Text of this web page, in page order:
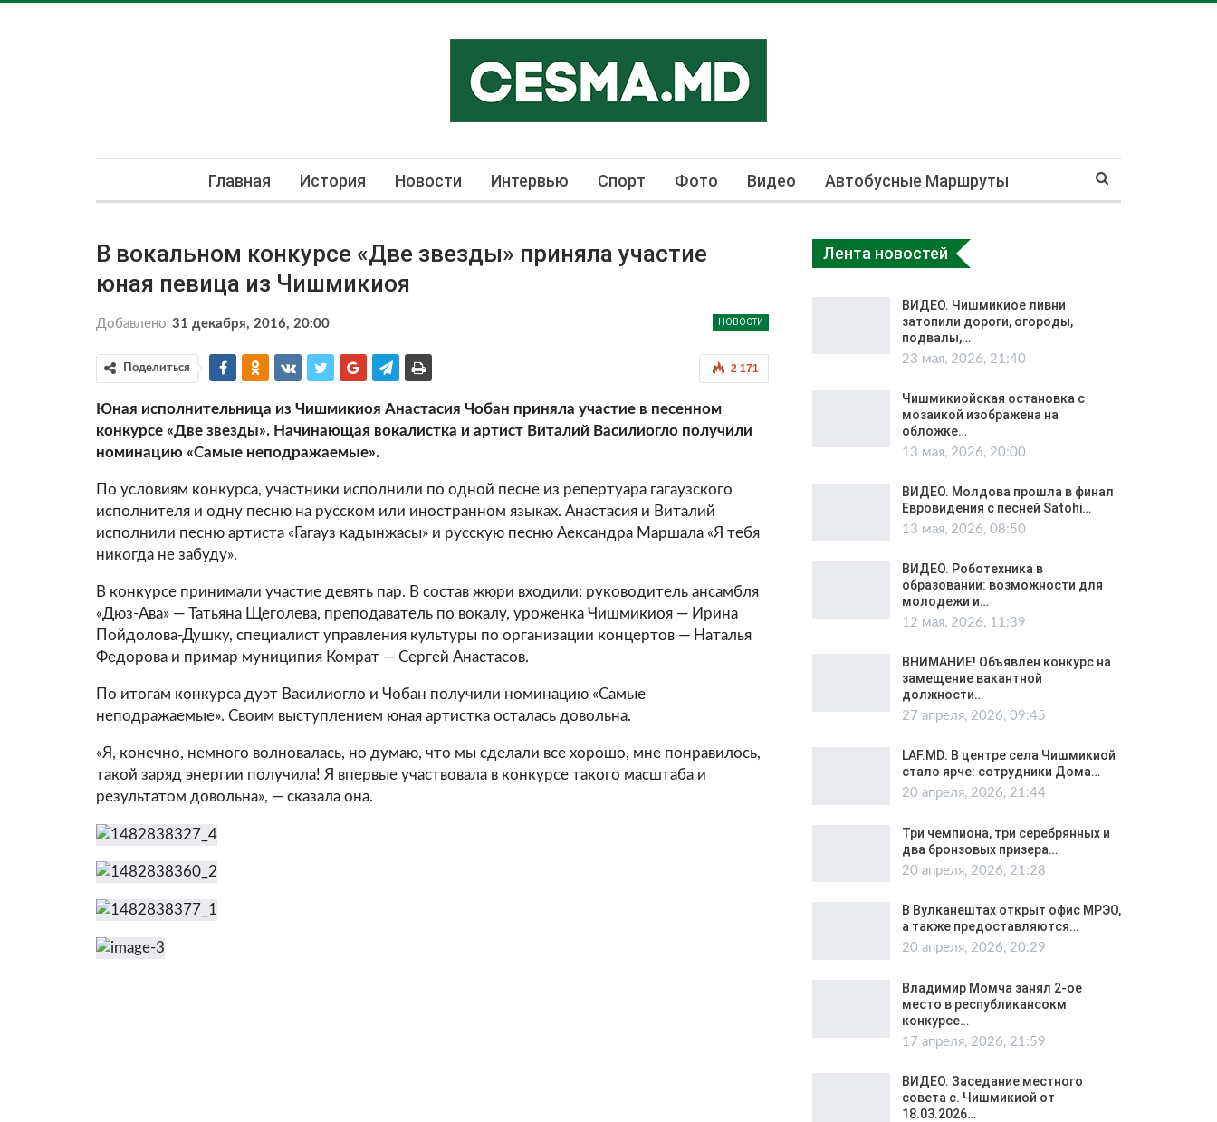
Главная История Новости Интервью Спорт Фото Видео Автобусные Маршруты
В вокальном конкурсе «Две звезды» приняла участие
юная певица из Чишмикиоя
НОВОСТИ
Добавлено 31 декабря, 2016, 20:00
2 171
Поделиться
Юная исполнительница из Чишмикиоя Анастасия Чобан приняла участие в песенном
конкурсе «Две звезды». Начинающая вокалистка и артист Виталий Василиогло получили
номинацию «Самые неподражаемые».
По условиям конкурса, участники исполнили по одной песне из репертуара гагаузского
исполнителя и одну песню на русском или иностранном языках. Анастасия и Виталий
исполнили песню артиста «Гагауз кадынжасы» и русскую песню Аександра Маршала «Я тебя
никогда не забуду».
В конкурсе принимали участие девять пар. В состав жюри входили: руководитель ансамбля
«Дюз-Ава» — Татьяна Щеголева, преподаватель по вокалу, уроженка Чишмикиоя — Ирина
Пойдолова-Душку, специалист управления культуры по организации концертов — Наталья
Федорова и примар муниципия Комрат — Сергей Анастасов.
По итогам конкурса дуэт Василиогло и Чобан получили номинацию «Самые
неподражаемые». Своим выступлением юная артистка осталась довольна.
«Я, конечно, немного волновалась, но думаю, что мы сделали все хорошо, мне понравилось,
такой заряд энергии получила! Я впервые участвовала в конкурсе такого масштаба и
результатом довольна», — сказала она.
Лента новостей
ВИДЕО. Чишмикиое ливни
затопили дороги, огороды,
подвалы,…
23 мая, 2026, 21:40
Чишмикиойская остановка с
мозаикой изображена на
обложке…
13 мая, 2026, 20:00
ВИДЕО. Молдова прошла в финал
Евровидения с песней Satohi…
13 мая, 2026, 08:50
ВИДЕО. Роботехника в
образовании: возможности для
молодежи и…
12 мая, 2026, 11:39
ВНИМАНИЕ! Объявлен конкурс на
замещение вакантной
должности…
27 апреля, 2026, 09:45
LAF.MD: В центре села Чишмикиой
стало ярче: сотрудники Дома…
20 апреля, 2026, 21:44
Три чемпиона, три серебрянных и
два бронзовых призера…
20 апреля, 2026, 21:28
В Вулканештах открыт офис МРЭО,
а также предоставляются…
20 апреля, 2026, 20:29
Владимир Момча занял 2-ое
место в республикансокм
конкурсе…
17 апреля, 2026, 21:59
ВИДЕО. Заседание местного
совета с. Чишмикиой от
18.03.2026…